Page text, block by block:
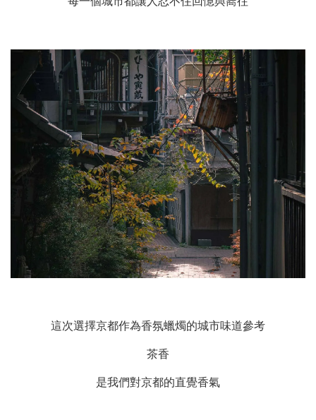
這次選擇京都作為香氛蠟燭的城市味道參考
茶香
是我們對京都的直覺香氣